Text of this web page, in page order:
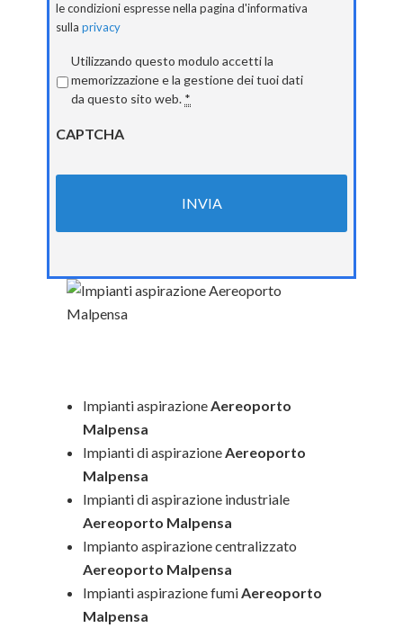
le condizioni espresse nella pagina d'informativa
sullaprivacy
Privacy *
Utilizzando questo modulo accetti la
memorizzazione e la gestione dei tuoi dati
da questo sito web. *
CAPTCHA
Impianti aspirazioneAereoporto
Malpensa
Impianti di aspirazioneAereoporto
Malpensa
Impianti di aspirazione industriale
Aereoporto Malpensa
Impianto aspirazione centralizzato
Aereoporto Malpensa
Impianti aspirazione fumiAereoporto
Malpensa